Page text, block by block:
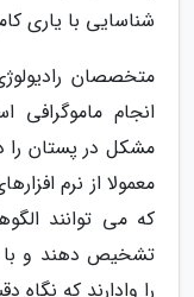
شناسایی با یاری
متخصصان
انجام ماموگرافی
مشکل در پستان
معمولا از نرم
که می توانند
تشخیص دهند و با
را وادارند که نگاه